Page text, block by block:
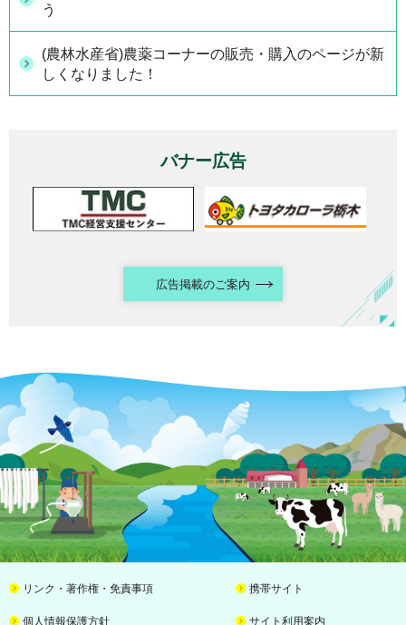
う
(農林水産省)農薬コーナーの販売・購入のページが新
しくなりました！
バナー広告
広告掲載のご案内
リンク・著作権・免責事項 携帯サイト
個人情報保護方針 サイト利用案内